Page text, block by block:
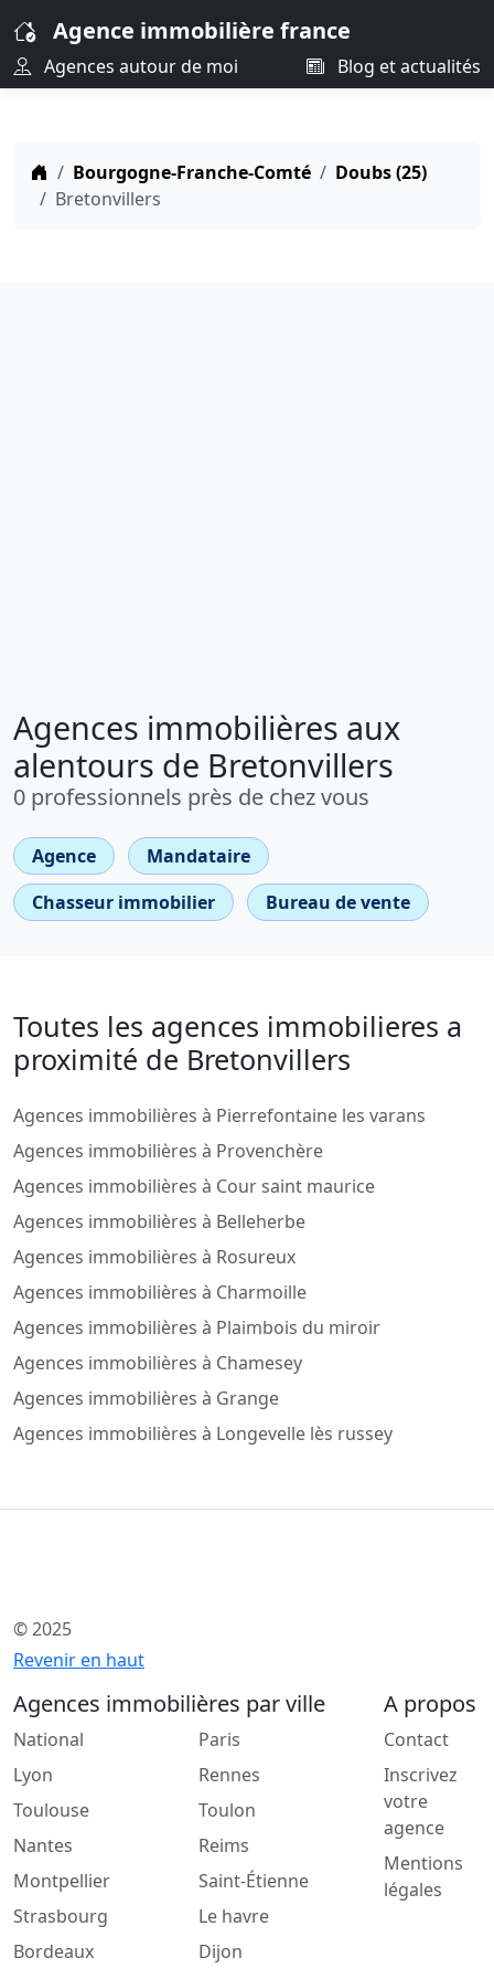
Agence immobilière france
Agences autour de moi Blog et actualités
Bourgogne-Franche-Comté
Doubs (25)
Bretonvillers
Agences immobilières aux
alentours de Bretonvillers
0 professionnels près de chez vous
Agence
Mandataire
Chasseur immobilier
Bureau de vente
Toutes les agences immobilieres a
proximité de Bretonvillers
Agences immobilières à Pierrefontaine les varans
Agences immobilières à Provenchère
Agences immobilières à Cour saint maurice
Agences immobilières à Belleherbe
Agences immobilières à Rosureux
Agences immobilières à Charmoille
Agences immobilières à Plaimbois du miroir
Agences immobilières à Chamesey
Agences immobilières à Grange
Agences immobilières à Longevelle lès russey
© 2025
Revenir en haut
Agences immobilières par ville
National
Lyon
Toulouse
Nantes
Montpellier
Strasbourg
Bordeaux
Paris
Rennes
Toulon
Reims
Saint-Étienne
Le havre
Dijon
A propos
Contact
Inscrivez
votre
agence
Mentions
légales